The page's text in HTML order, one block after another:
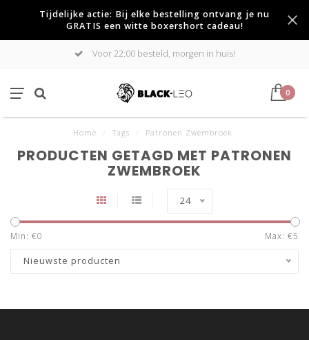
Tijdelijke actie: Bij elke bestelling ontvang je nu
GRATIS een witte boxershort cadeau!
Voor 22:00 besteld, morgen in huis!
0
Home Tags Patronen Zwembroek
PRODUCTEN GETAGD MET PATRONEN
ZWEMBROEK
24
Min: €0 Max: €5
Nieuwste producten